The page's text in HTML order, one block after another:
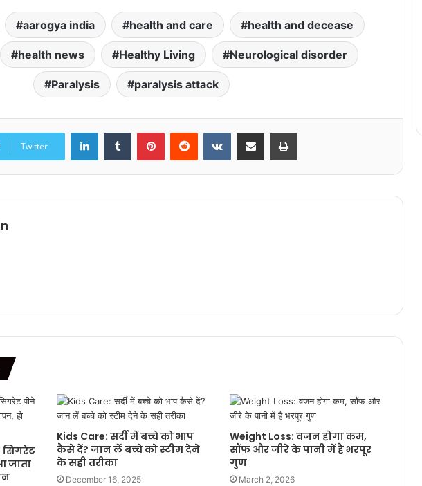
aarogya india health and care health and decease
health news Healthy Living Neurological disorder
Paralysis paralysis attack
Twitter
LinkedInTumblr PinterestReddit VKontakteShare via Email Print
सिगरेट
जाता
Kids Care: सर्दी में बच्चे को भाप
कैसे दें? जान लें बच्चे को स्टीम देने
के सही तरीका
December 16, 2025
Weight Loss: वजन होगा कम,
सौंफ और जीरे के पानी में है भरपूर
गुण
March 2, 2026